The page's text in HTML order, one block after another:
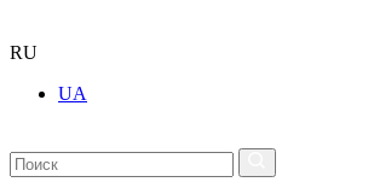
RU
UA